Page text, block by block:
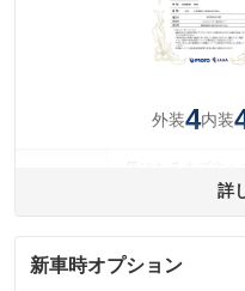
外装4内装
コミが残っていま
内装
(内装状態)
気になる汚れ等が
詳
新車時オプション